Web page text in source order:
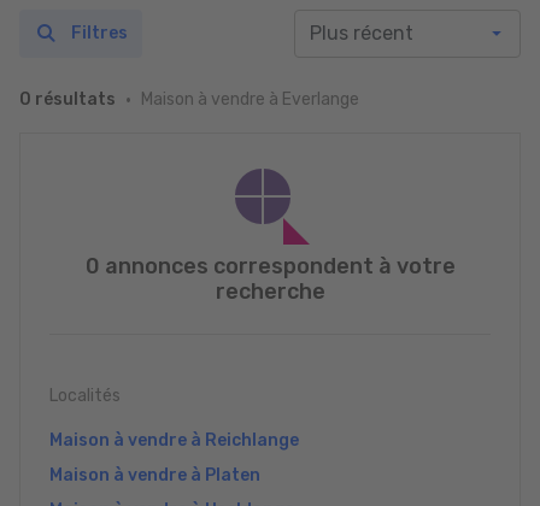
0 résultats Maison à vendre à Everlange
Filtres
0 annonces correspondent à votre
recherche
Localités
Maison à vendre à Reichlange
Maison à vendre à Platen